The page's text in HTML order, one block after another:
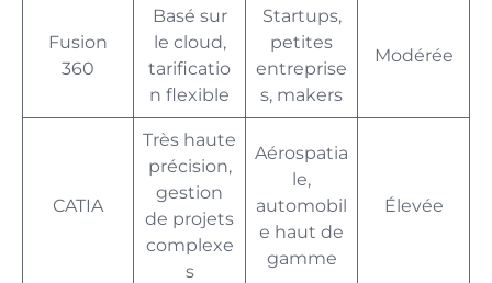
Fusion
360
Basé sur
le cloud,
tarificatio
n flexible
Startups,
petites
entreprise
s, makers
Modérée
CATIA
Très haute
précision,
gestion
de projets
complexe
s
Aérospatia
le,
automobil
e haut de
gamme
Élevée